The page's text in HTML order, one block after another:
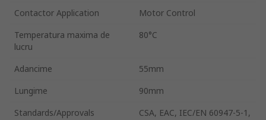
Contactor Application
Motor Control
Temperatura maxima de
lucru
80°C
Adancime
55mm
Lungime
90mm
Standards/Approvals
CSA, EAC, IEC/EN 60947-5-1,